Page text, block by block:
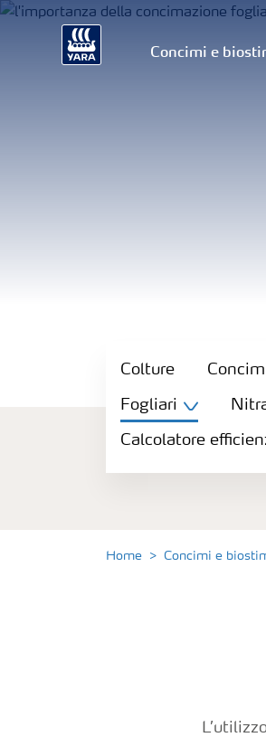
Concimi e
Colture
Concimi
Colture
Fogliari
Calcolatore
Home Concimi e